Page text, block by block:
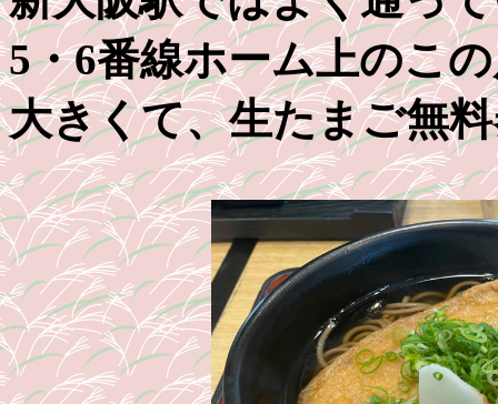
5・6番線ホーム上のこ
大きくて、生たまご無